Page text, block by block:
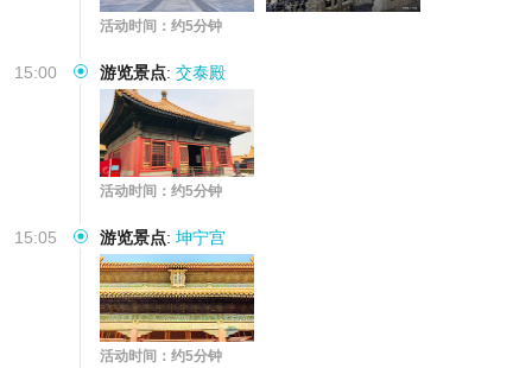
活动时间：约5分钟
15:00 游览景点: 交泰殿
活动时间：约5分钟
15:05 游览景点: 坤宁宫
活动时间：约5分钟